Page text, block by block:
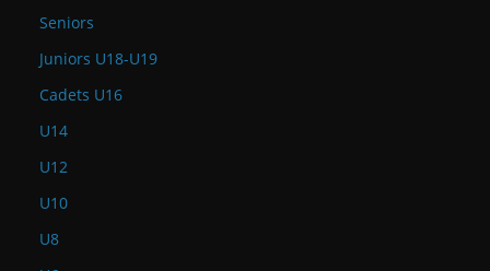
Seniors
Juniors U18-U19
Cadets U16
U14
U12
U10
U8